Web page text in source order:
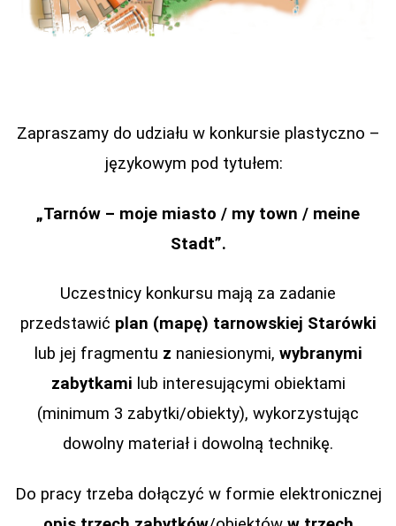
Zapraszamy do udziału w konkursie plastyczno –
językowym pod tytułem:
„Tarnów – moje miasto / my town / meine
Stadt”.
Uczestnicy konkursu mają za zadanie
przedstawić plan (mapę) tarnowskiej Starówki
lub jej fragmentu z naniesionymi, wybranymi
zabytkami lub interesującymi obiektami
(minimum 3 zabytki/obiekty), wykorzystując
dowolny materiał i dowolną technikę.
Do pracy trzeba dołączyć w formie elektronicznej